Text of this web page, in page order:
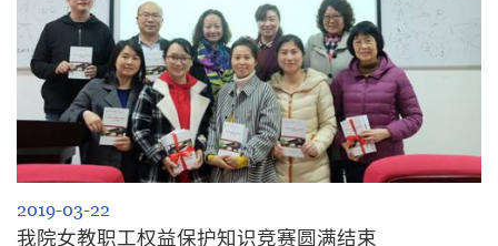
2019-03-22
我院女教职工权益保护知识竞赛圆满结束